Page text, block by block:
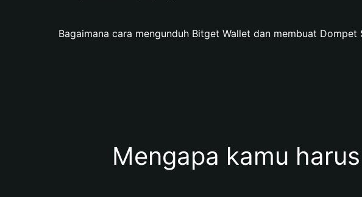
Bagaimana cara mengunduh Bitget Wallet dan membuat Dompet
Mengapa kamu